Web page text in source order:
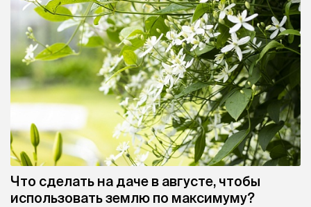
Что сделать на даче в августе, чтобы
использовать землю по максимуму?